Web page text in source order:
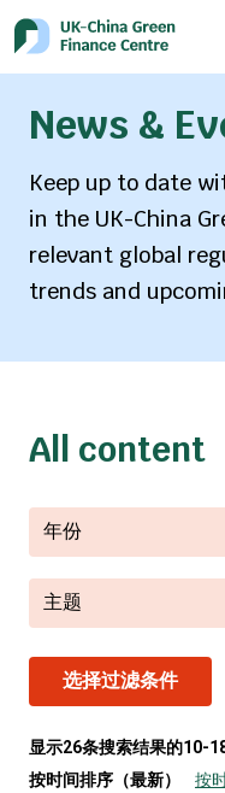
News &
Keep up to date
in the UK-China
relevant global
trends and
All content
年份
主题
选择过滤条件
显示26条搜索结果的10-
按时间排序（最新）
按